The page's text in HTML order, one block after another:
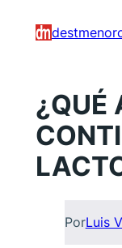
¿QUÉ
PorLuis